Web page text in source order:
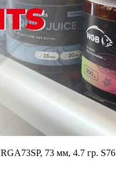
73 мм, 4.7 гр. S76